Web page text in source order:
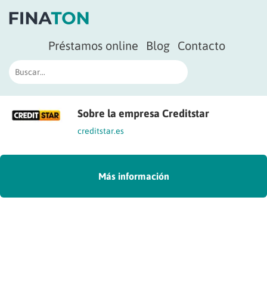
Préstamos online Blog Contacto
Sobre la empresa Creditstar
creditstar.es
Más información